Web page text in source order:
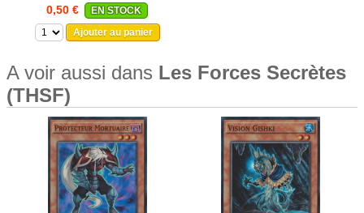
0,50 €
EN STOCK
Ajouter au panier
A voir aussi dans Les Forces Secrètes
(THSF)